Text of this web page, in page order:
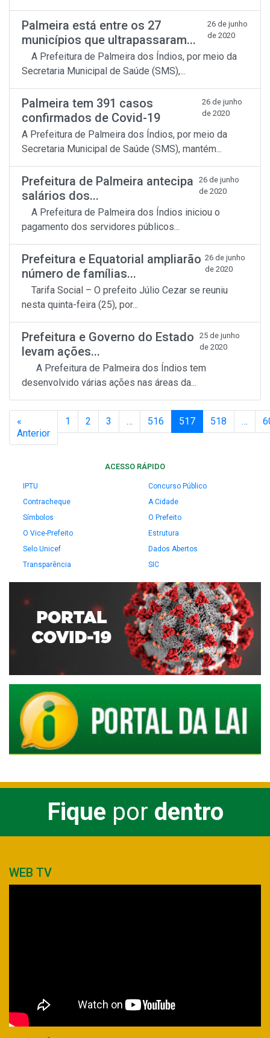
Palmeira está entre os 27
municípios que ultrapassaram...
26 de junho
de 2020
A Prefeitura de Palmeira dos Índios, por meio da
Secretaria Municipal de Saúde (SMS),...
Palmeira tem 391 casos
confirmados de Covid-19
26 de junho
de 2020
A Prefeitura de Palmeira dos Índios, por meio da
Secretaria Municipal de Saúde (SMS), mantém...
Prefeitura de Palmeira antecipa
salários dos...
26 de junho
de 2020
A Prefeitura de Palmeira dos Índios iniciou o
pagamento dos servidores públicos...
Prefeitura e Equatorial ampliarão
número de famílias...
26 de junho
de 2020
Tarifa Social – O prefeito Júlio Cezar se reuniu
nesta quinta-feira (25), por...
Prefeitura e Governo do Estado
levam ações...
25 de junho
de 2020
A Prefeitura de Palmeira dos Índios tem
desenvolvido várias ações nas áreas da...
«
Anterior
1 2 3 … 516 517 518 …
ACESSO RÁPIDO
IPTU
Concurso Público
Contracheque
A Cidade
Símbolos
O Prefeito
O Vice-Prefeito
Estrutura
Selo Unicef
Dados Abertos
Transparência
SIC
Fique por dentro
WEB TV